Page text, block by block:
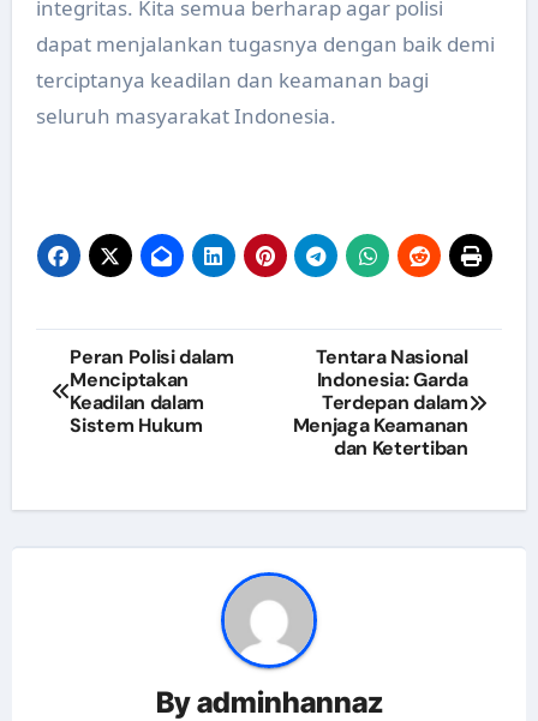
integritas. Kita semua berharap agar polisi
dapat menjalankan tugasnya dengan baik demi
terciptanya keadilan dan keamanan bagi
seluruh masyarakat Indonesia.
Post
navigation
Peran Polisi dalam
Menciptakan
Keadilan dalam
Sistem Hukum
Tentara Nasional
Indonesia: Garda
Terdepan dalam
Menjaga Keamanan
dan Ketertiban
Byadminhannaz